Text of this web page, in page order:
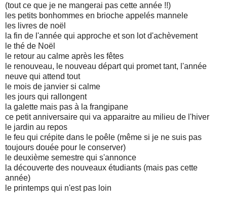
(tout ce que je ne mangerai pas cette année !!)
les petits bonhommes en brioche appelés mannele
les livres de noël
la fin de l'année qui approche et son lot d'achèvement
le thé de Noël
le retour au calme après les fêtes
le renouveau, le nouveau départ qui promet tant, l'année
neuve qui attend tout
le mois de janvier si calme
les jours qui rallongent
la galette mais pas à la frangipane
ce petit anniversaire qui va apparaitre au milieu de l'hiver
le jardin au repos
le feu qui crépite dans le poêle (même si je ne suis pas
toujours douée pour le conserver)
le deuxième semestre qui s'annonce
la découverte des nouveaux étudiants (mais pas cette
année)
le printemps qui n'est pas loin